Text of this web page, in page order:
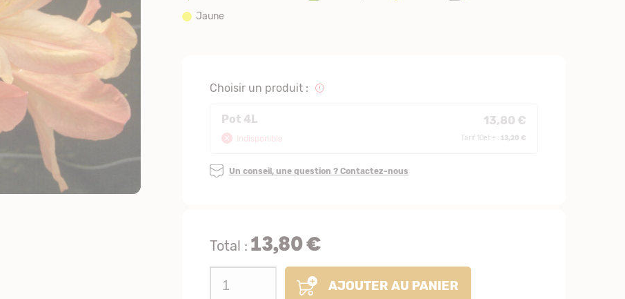
Jaune
Choisir un produit :
Pot 4L 13,80 €
Indisponible Tarif 10et + : 13,20 €
Un conseil, une question ? Contactez-nous
Total : 13,80 €
AJOUTER AU PANIER